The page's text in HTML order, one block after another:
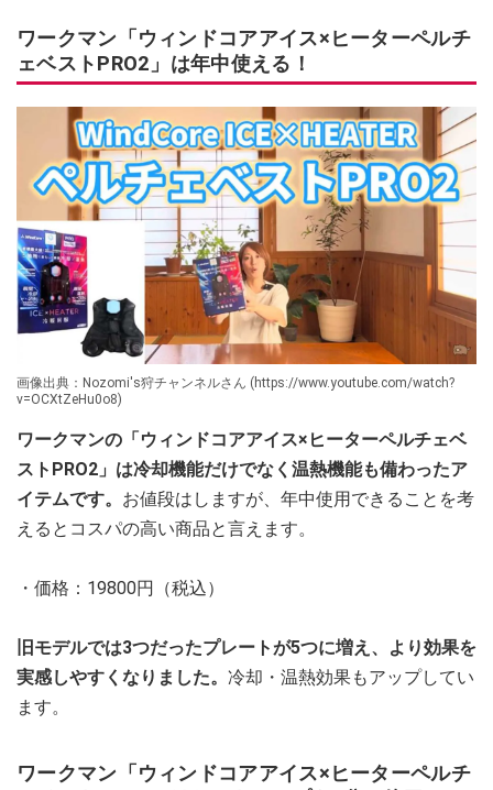
ワークマン「ウィンドコアアイス×ヒーターペルチ
ェベストPRO2」は年中使える！
画像出典：Nozomi's狩チャンネルさん (https://www.youtube.com/watch?
v=OCXtZeHu0o8)
ワークマンの「ウィンドコアアイス×ヒーターペルチェベ
ストPRO2」は冷却機能だけでなく温熱機能も備わったア
イテムです。 お値段はしますが、年中使用できることを考
えるとコスパの高い商品と言えます。
・価格：19800円（税込）
旧モデルでは3つだったプレートが5つに増え、より効果を
実感しやすくなりました。 冷却・温熱効果もアップしてい
ます。
ワークマン「ウィンドコアアイス×ヒーターペルチ